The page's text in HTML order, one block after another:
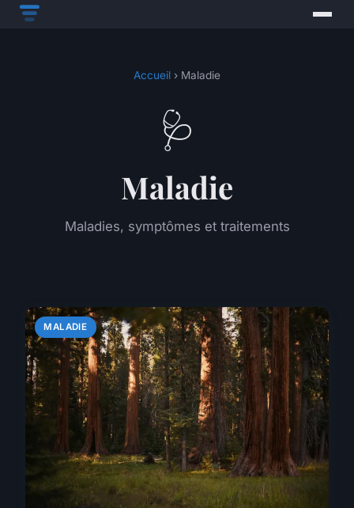
Accueil › Maladie
🩺
Maladie
Maladies, symptômes et traitements
MALADIE